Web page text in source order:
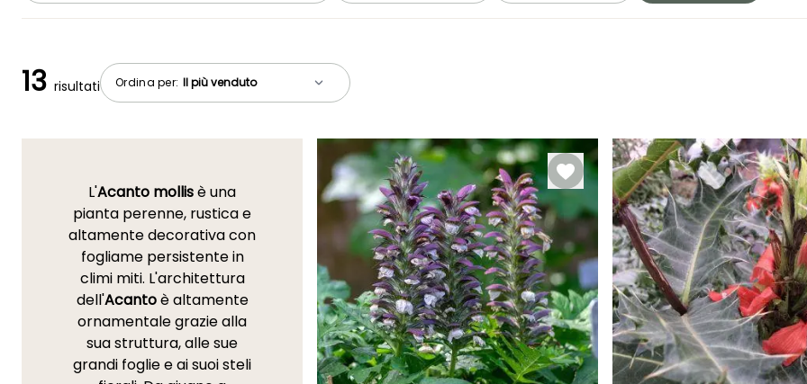
Ordina per:
13 risultati
L'Acanto mollisè una
pianta perenne, rustica e
altamente decorativa con
fogliame persistente in
climi miti. L'architettura
dell'Acantoè altamente
ornamentale grazie alla
sua struttura, alle sue
grandi foglie e ai suoi steli